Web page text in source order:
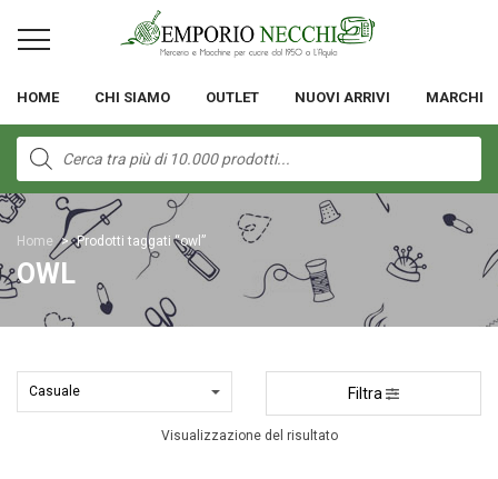
HOME CHI SIAMO OUTLET NUOVI ARRIVI MARCHI
Products
search
Home > Prodotti taggati “owl”
OWL
Filtra
Visualizzazione del risultato